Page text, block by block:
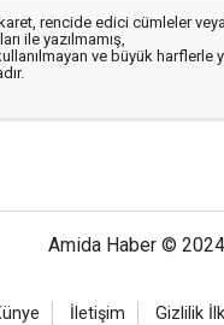
rencide edici cümleler
ile yazılmamış,
ve büyük harflerle
Amida Haber © 2024
İletişim Gizlilik